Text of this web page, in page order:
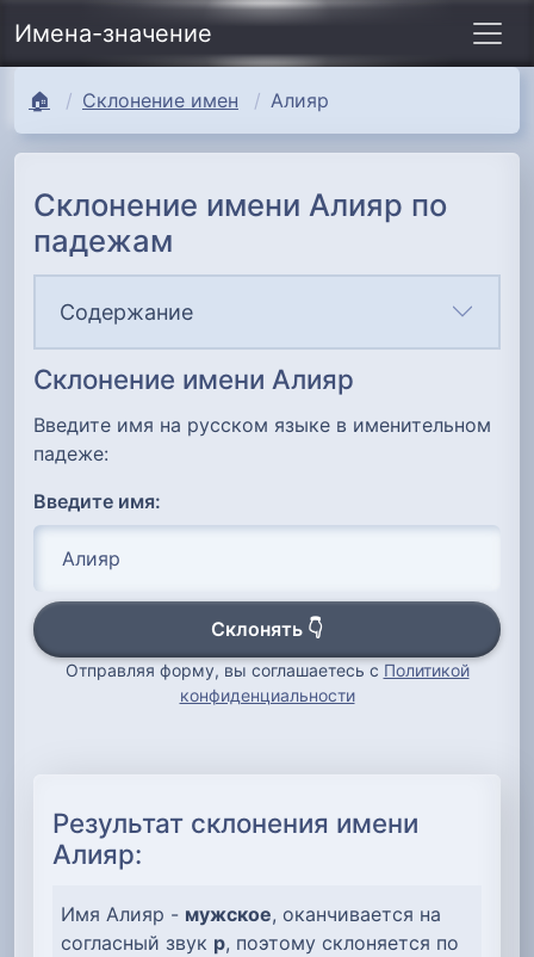
Имена-значение
🏠 Склонение имен Алияр
Склонение имени Алияр по
падежам
Содержание
Склонение имени Алияр
Введите имя на русском языке в именительном
падеже:
Введите имя:
Склонять 👇
Отправляя форму, вы соглашаетесь с Политикой
конфиденциальности
Результат склонения имени
Алияр:
Имя Алияр - мужское, оканчивается на
согласный звук р, поэтому склоняется по